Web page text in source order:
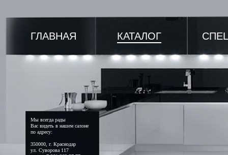
Мы всегда рады
Вас видеть в нашем салоне
по адресу:
350000, г. Краснодар
ул. Суворова 117
ГЛАВНАЯ КАТАЛОГ